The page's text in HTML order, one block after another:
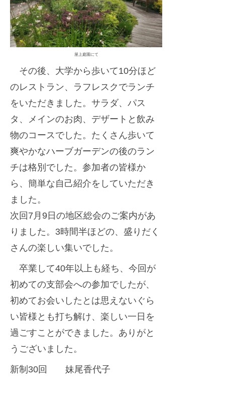
屋上庭園にて
その後、大学から歩いて10分ほど
のレストラン、ラフレスクでランチ
をいただきました。サラダ、パス
タ、メインのお肉、デザートと飲み
物のコースでした。たくさん歩いて
爽やかなハーブガーデンの後のラン
チは格別でした。参加者の皆様か
ら、簡単な自己紹介をしていただき
ました。
次回7月9日の地区総会のご案内があ
りました。3時間半ほどの、盛りだく
さんの楽しい集いでした。
卒業して40年以上も経ち、今回が
初めての支部会への参加でしたが、
初めてお会いしたとは思えないぐら
い皆様とも打ち解け、楽しい一日を
過ごすことができました。ありがと
うございました。
新制30回 妹尾香代子